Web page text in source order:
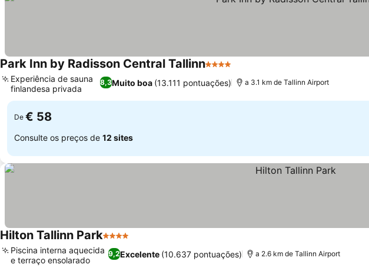
Park Inn by Radisson Central Tallinn4 Estrelas
8,3Muito boa (13.111 pontuações)
Experiência de sauna
finlandesa privada
a 3.1 km de Tallinn Airport
De € 58
Consulte os preços de 12 sites
Hilton Tallinn Park4 Estrelas
9,2Excelente (10.637 pontuações)
Piscina interna aquecida
e terraço ensolarado
a 2.6 km de Tallinn Airport